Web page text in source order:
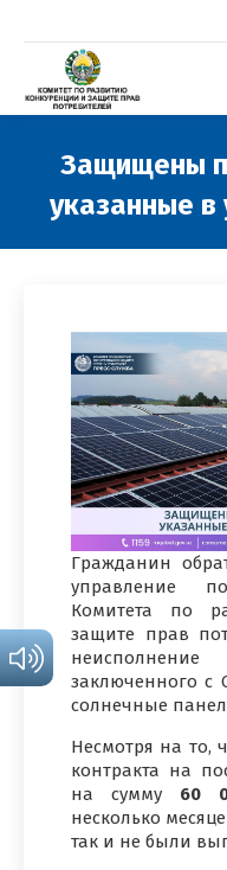
Защищены
указанные в
Гражданин
управление
Комитета по
защите прав
заключенного с
солнечные
Несмотря на то,
контракта на
на сумму 60
несколько
так и не были